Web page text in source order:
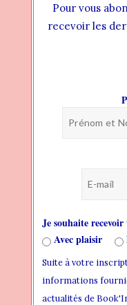
THEME
WIDGET
CREATING
Pour vous
recevoir les
Je souhaite
Avec plaisir
Suite à votre
informations
actualités de